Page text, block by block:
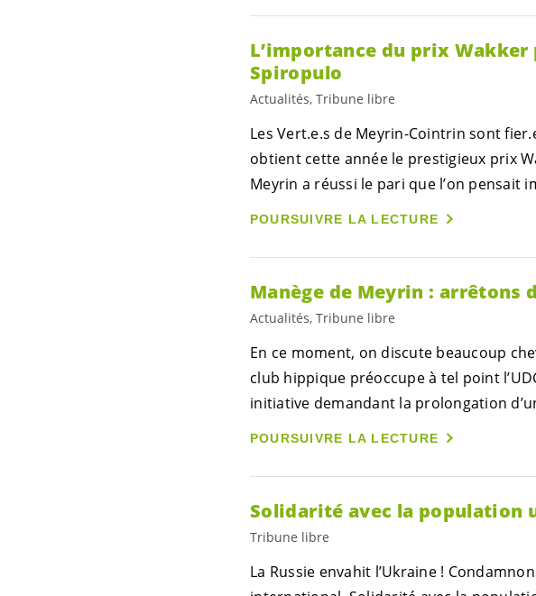
L’importance du prix
Spiropulo
Actualités, Tribune libre
Les Vert.e.s de Meyrin-Cointrin sont
obtient cette année le prestigieux prix
Meyrin a réussi le pari que l’on
POURSUIVRE LA LECTURE
Manège de Meyrin : arrêtons
Actualités, Tribune libre
En ce moment, on discute beaucoup
club hippique préoccupe à tel point
initiative demandant la prolongation
POURSUIVRE LA LECTURE
Solidarité avec la population
Tribune libre
La Russie envahit l’Ukraine !